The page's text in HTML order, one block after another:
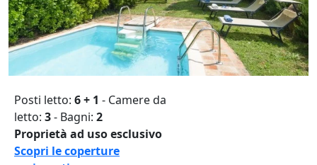
Posti letto: 6 + 1 - Camere da
letto: 3- Bagni: 2
Proprietà ad uso esclusivo
Scopri le coperture